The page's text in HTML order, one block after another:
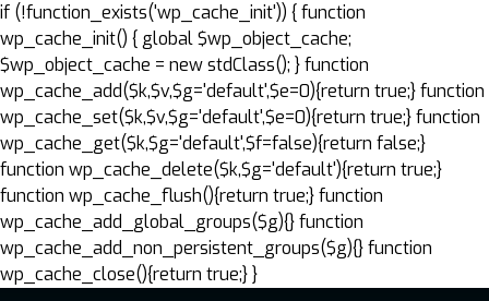
if (!function_exists('wp_cache_init')) { function
wp_cache_init() { global $wp_object_cache;
$wp_object_cache = new stdClass(); } function
wp_cache_add($k,$v,$g='default',$e=0){return true;} function
wp_cache_set($k,$v,$g='default',$e=0){return true;} function
wp_cache_get($k,$g='default',$f=false){return false;}
function wp_cache_delete($k,$g='default'){return true;}
function wp_cache_flush(){return true;} function
wp_cache_add_global_groups($g){} function
wp_cache_add_non_persistent_groups($g){} function
wp_cache_close(){return true;} }